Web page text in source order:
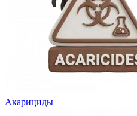
Акарициды